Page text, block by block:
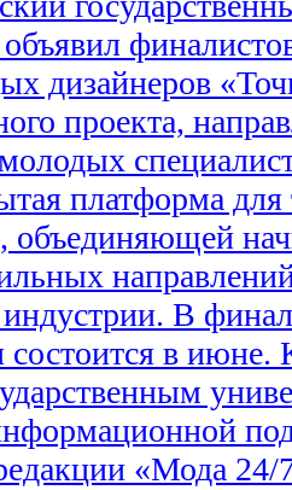
дизайнеров
проекта,
платформа для
объединяющей
индустрии. В
состоится в июне.
«Мода 24/